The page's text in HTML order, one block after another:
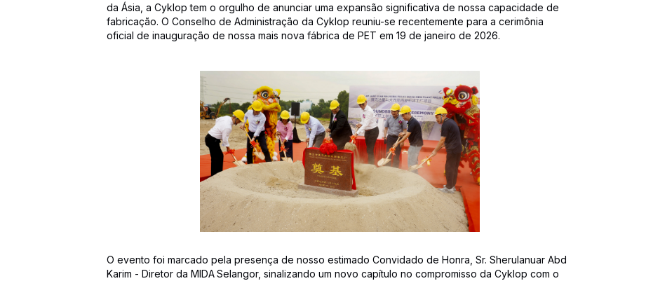
da Ásia, a Cyklop tem o orgulho de anunciar uma expansão significativa de nossa capacidade de
fabricação. O Conselho de Administração da Cyklop reuniu-se recentemente para a cerimônia
oficial de inauguração de nossa mais nova fábrica de PET em 19 de janeiro de 2026.
O evento foi marcado pela presença de nosso estimado Convidado de Honra, Sr. Sherulanuar Abd
Karim - Diretor da MIDASelangor, sinalizando um novo capítulo no compromisso da Cyklop com o